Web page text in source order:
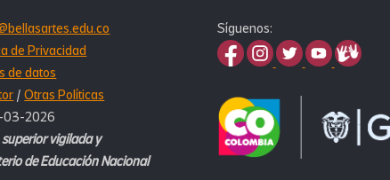
de Privacidad
de datos
/Otras Políticas
03-2026
vigilada y
de Educación Nacional
Síguenos: